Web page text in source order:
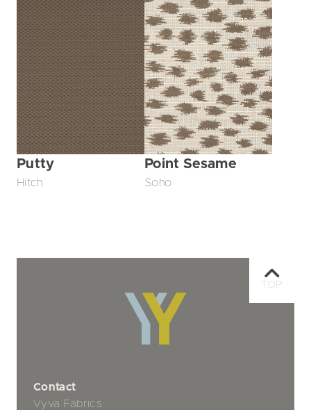
Putty
Hitch
Point Sesame
Soho
Contact
Vyva Fabrics
TOP